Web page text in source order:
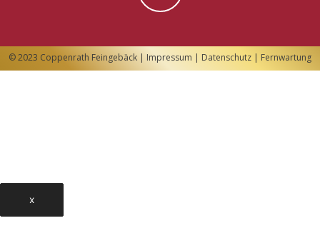
© 2023 Coppenrath Feingebäck | Impressum | Datenschutz | Fernwartung
x